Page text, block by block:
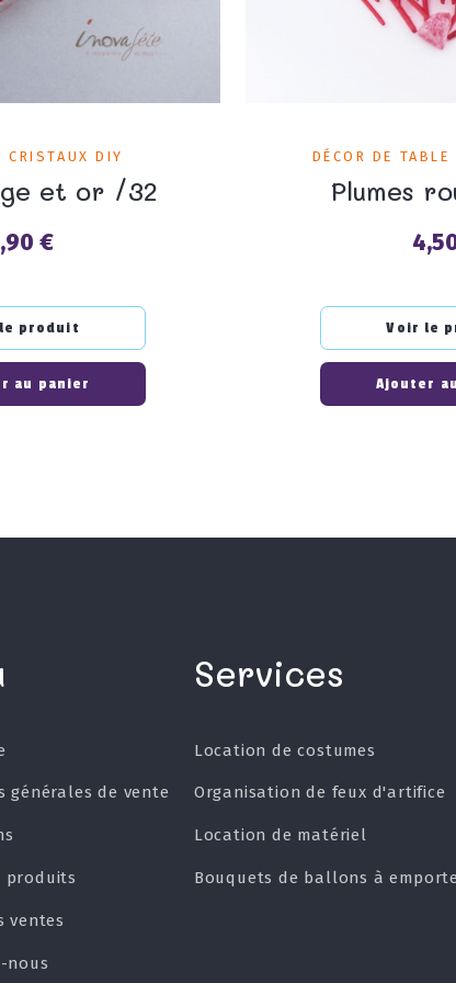
CRISTAUX DIY
et or /32
€
produit
au panier
DÉCOR DE TABLE
Plumes
Prix
Voir le
Ajouter
générales de vente
produits
ventes
nous
Services
Location de costumes
Organisation de feux d'artifice
Location de matériel
Bouquets de ballons à